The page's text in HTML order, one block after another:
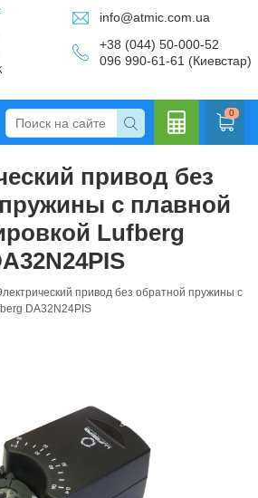
info@atmic.com.ua
+38 (044) 50-000-52
096 990-61-61 (Киевстар)
0
Кальку
привод без
с плавной
Lufberg
привод без обратной пружины с
DA32N24PIS